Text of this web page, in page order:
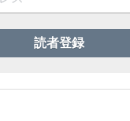
読者登録